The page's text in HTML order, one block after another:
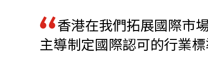
資源中心 常見問題
香港在我們拓展國際市
主導制定國際認可的行業標